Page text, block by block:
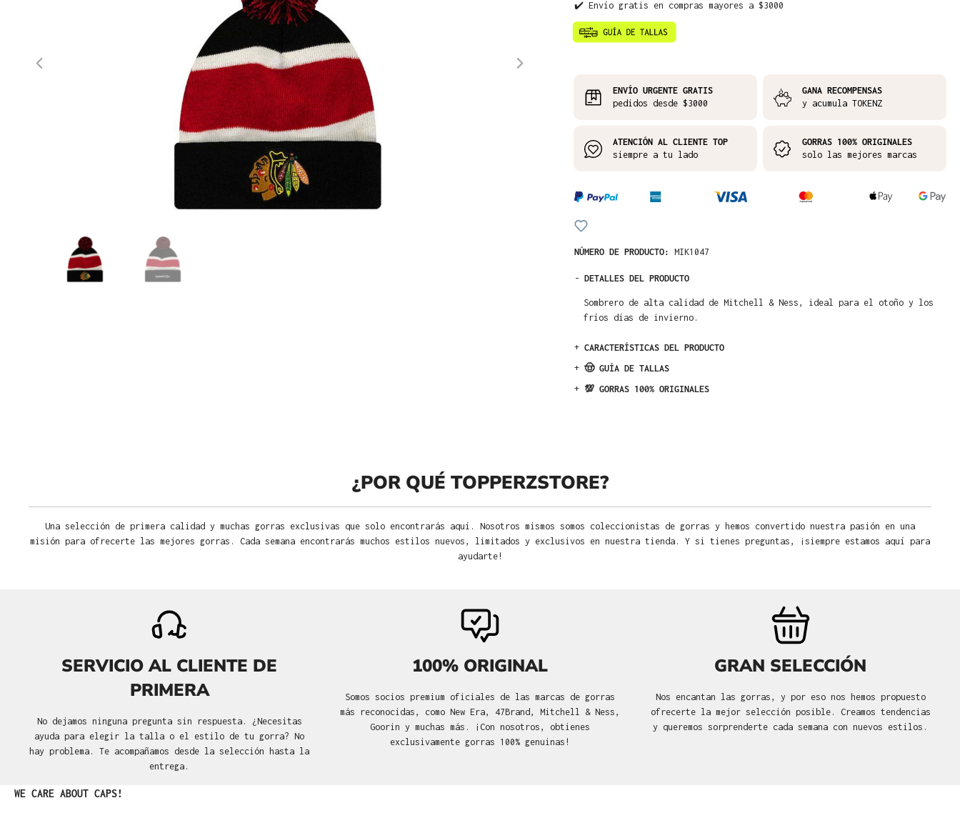
✔️ Envío gratis en compras mayores a $3000
ENVÍO URGENTE GRATIS
pedidos desde $3000
GANA RECOMPENSAS
y acumula TOKENZ
ATENCIÓN AL CLIENTE TOP
siempre a tu lado
GORRAS 100% ORIGINALES
solo las mejores marcas
NÚMERO DE PRODUCTO: MIK1047
- DETALLES DEL PRODUCTO
Sombrero de alta calidad de Mitchell & Ness, ideal para el otoño y los
fríos días de invierno.
+ CARACTERÍSTICAS DEL PRODUCTO
+ 🤠 GUÍA DE TALLAS
+ 💯 GORRAS 100% ORIGINALES
¿POR QUÉ TOPPERZSTORE?
Una selección de primera calidad y muchas gorras exclusivas que solo encontrarás aquí. Nosotros mismos somos coleccionistas de gorras y hemos convertido nuestra pasión en una
misión para ofrecerte las mejores gorras. Cada semana encontrarás muchos estilos nuevos, limitados y exclusivos en nuestra tienda. Y si tienes preguntas, ¡siempre estamos aquí para
ayudarte!
SERVICIO AL CLIENTE DE
PRIMERA
No dejamos ninguna pregunta sin respuesta. ¿Necesitas
ayuda para elegir la talla o el estilo de tu gorra? No
hay problema. Te acompañamos desde la selección hasta la
entrega.
100% ORIGINAL
Somos socios premium oficiales de las marcas de gorras
más reconocidas, como New Era, 47Brand, Mitchell & Ness,
Goorin y muchas más. ¡Con nosotros, obtienes
exclusivamente gorras 100% genuinas!
GRAN SELECCIÓN
Nos encantan las gorras, y por eso nos hemos propuesto
ofrecerte la mejor selección posible. Creamos tendencias
y queremos sorprenderte cada semana con nuevos estilos.
Omitir la galería de productos
WE CARE ABOUT CAPS!